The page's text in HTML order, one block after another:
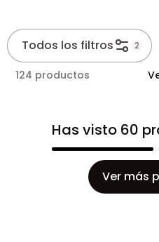
Todos los filtros 2
124 productos
Has visto 60
Ver más